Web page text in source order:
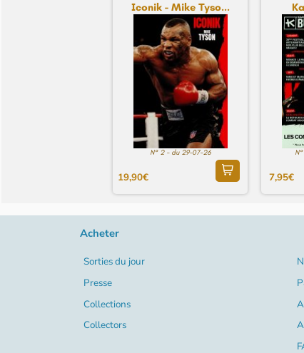
Iconik - Mike Tyso...
N° 2 - du 29-07-26
19,90€ 7,95€
Acheter
Sorties du jour
Presse
Collections
Collectors